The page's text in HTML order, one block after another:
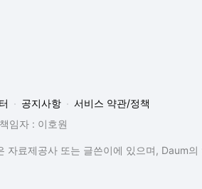
공지사항
서비스 약관/정책
임자 : 이호원
자료제공사 또는 글쓴이에 있으며, Daum